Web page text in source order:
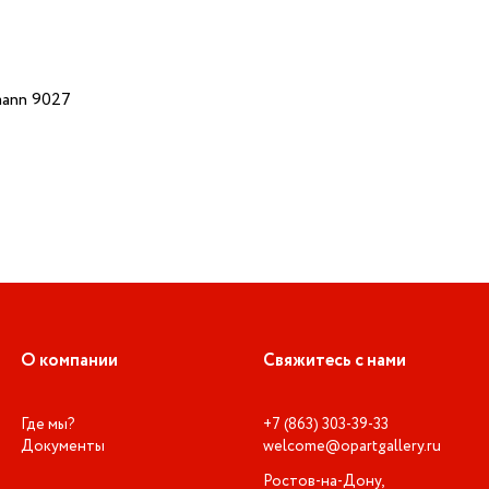
9027
О компании
Где мы?
Документы
Свяжитесь с нами
+7 (863) 303-39-33
welcome@opartgallery.ru
Ростов-на-Дону,